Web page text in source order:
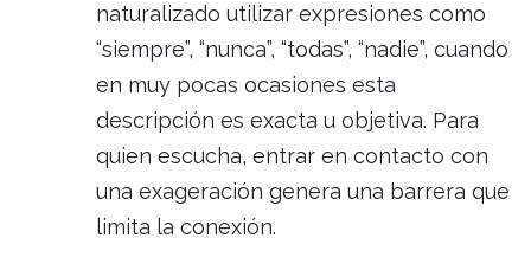
naturalizado utilizar expresiones como
“siempre”, “nunca”, “todas”, “nadie”, cuando
en muy pocas ocasiones esta
descripción es exacta u objetiva. Para
quien escucha, entrar en contacto con
una exageración genera una barrera que
limita la conexión.